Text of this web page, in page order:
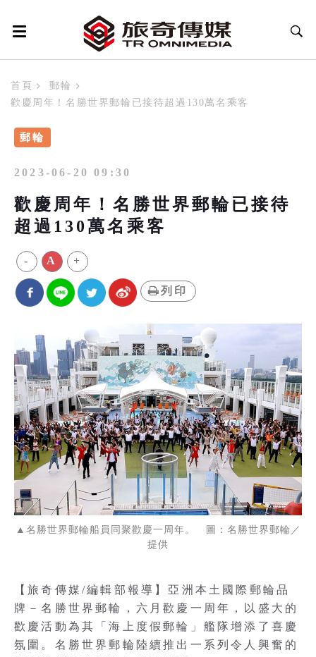
首頁
郵輪
歡慶周年！名勝世界郵輪已接待超過130萬名乘客
郵輪
2023-06-20 09:30
歡慶周年！名勝世界郵輪已接待
超過130萬名乘客
- A +
列印
▲名勝世界郵輪船員同聚歡慶一周年。 圖：名勝世界郵輪／
提供
【旅奇傳媒/編輯部報導】亞洲本土國際郵輪品
牌－名勝世界郵輪，六月歡慶一周年，以盛大的
歡慶活動為其「海上度假郵輪」艦隊增添了喜慶
氛圍。名勝世界郵輪陸續推出一系列令人興奮的